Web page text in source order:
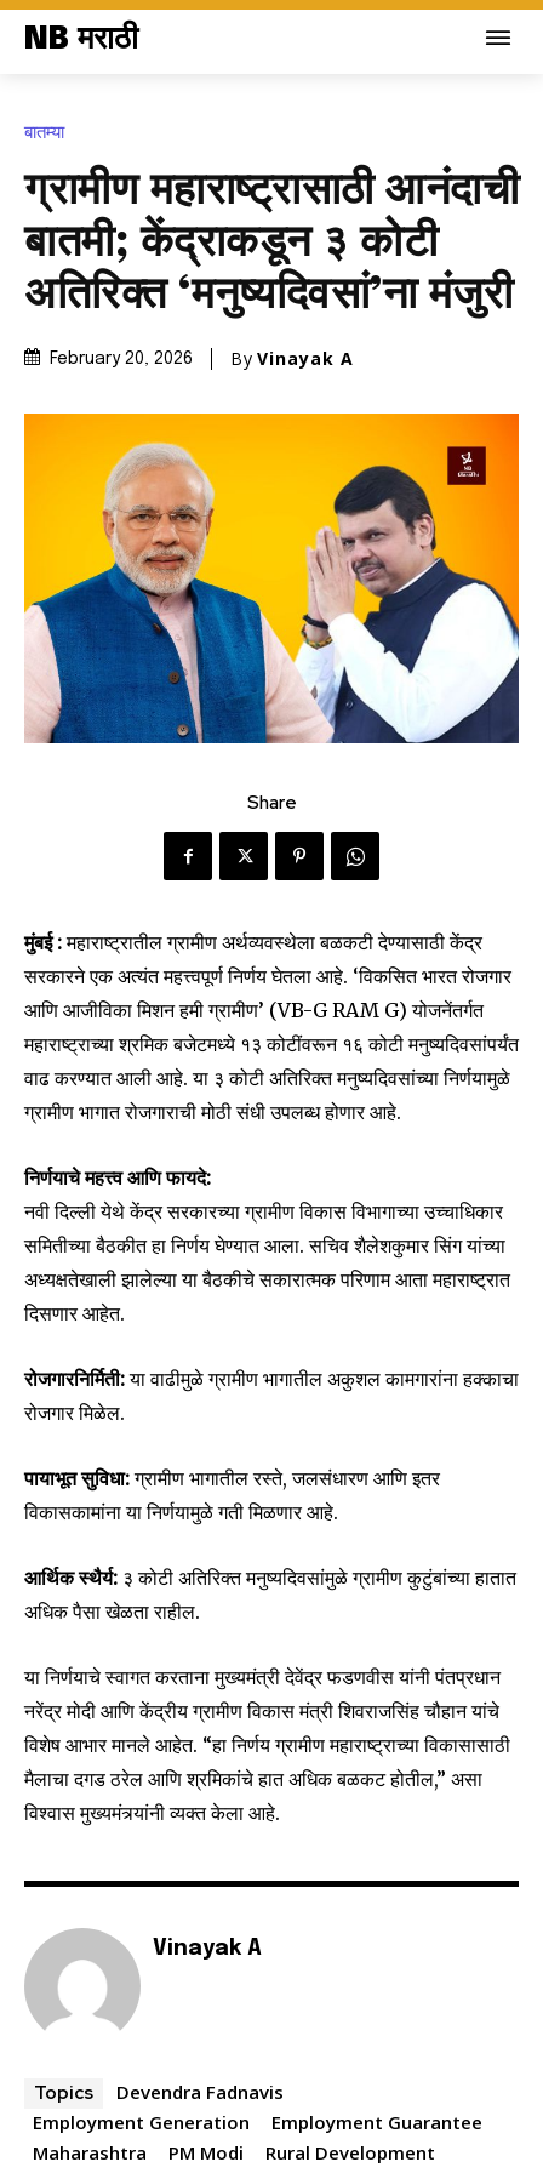
Join our community of
SUBSCRIBERS and be part of the
To subscribe, simply enter your email address on our website
or click the subscribe button below. Don't worry, we respect
your privacy and won't spam your inbox. Your information is
safe with us.
I've read and accept the
6,300 32,111
NB मराठी
बातम्या
ग्रामीण महाराष्ट्रासाठी आनंदाची
बातमी; केंद्राकडून ३ कोटी
अतिरिक्त ‘मनुष्यदिवसां’ना मंजुरी
February 20, 2026 By Vinayak A
Share
मुंबई :महाराष्ट्रातील ग्रामीण अर्थव्यवस्थेला बळकटी देण्यासाठी केंद्र
सरकारने एक अत्यंत महत्त्वपूर्ण निर्णय घेतला आहे. ‘विकसित भारत रोजगार
आणि आजीविका मिशन हमी ग्रामीण’ (VB-G RAM G) योजनेंतर्गत
महाराष्ट्राच्या श्रमिक बजेटमध्ये १३ कोटींवरून १६ कोटी मनुष्यदिवसांपर्यंत
वाढ करण्यात आली आहे. या ३ कोटी अतिरिक्त मनुष्यदिवसांच्या निर्णयामुळे
ग्रामीण भागात रोजगाराची मोठी संधी उपलब्ध होणार आहे.
निर्णयाचे महत्त्व आणि फायदे:
नवी दिल्ली येथे केंद्र सरकारच्या ग्रामीण विकास विभागाच्या उच्चाधिकार
समितीच्या बैठकीत हा निर्णय घेण्यात आला. सचिव शैलेशकुमार सिंग यांच्या
अध्यक्षतेखाली झालेल्या या बैठकीचे सकारात्मक परिणाम आता महाराष्ट्रात
दिसणार आहेत.
रोजगारनिर्मिती:या वाढीमुळे ग्रामीण भागातील अकुशल कामगारांना हक्काचा
रोजगार मिळेल.
पायाभूत सुविधा:ग्रामीण भागातील रस्ते, जलसंधारण आणि इतर
विकासकामांना या निर्णयामुळे गती मिळणार आहे.
आर्थिक स्थैर्य: ३ कोटी अतिरिक्त मनुष्यदिवसांमुळे ग्रामीण कुटुंबांच्या हातात
अधिक पैसा खेळता राहील.
या निर्णयाचे स्वागत करताना मुख्यमंत्री देवेंद्र फडणवीस यांनी पंतप्रधान
नरेंद्र मोदी आणि केंद्रीय ग्रामीण विकास मंत्री शिवराजसिंह चौहान यांचे
विशेष आभार मानले आहेत. “हा निर्णय ग्रामीण महाराष्ट्राच्या विकासासाठी
मैलाचा दगड ठरेल आणि श्रमिकांचे हात अधिक बळकट होतील,” असा
विश्वास मुख्यमंत्र्यांनी व्यक्त केला आहे.
Vinayak A
Topics
Devendra Fadnavis
Employment Generation
Employment Guarantee
Maharashtra
PM Modi
Rural Development